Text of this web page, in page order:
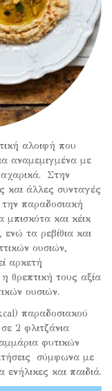
αλοιφή που
αναμεμιγμένα με
Στην
και άλλες συνταγές
παραδοσιακή
και κέικ
ενώ τα ρεβίθια και
ουσιών,
αρκετή
θρεπτική τους αξία
ουσιών.
παραδοσιακού
2 φλιτζάνια
φυτικών
σύμφωνα με
και παιδιά.